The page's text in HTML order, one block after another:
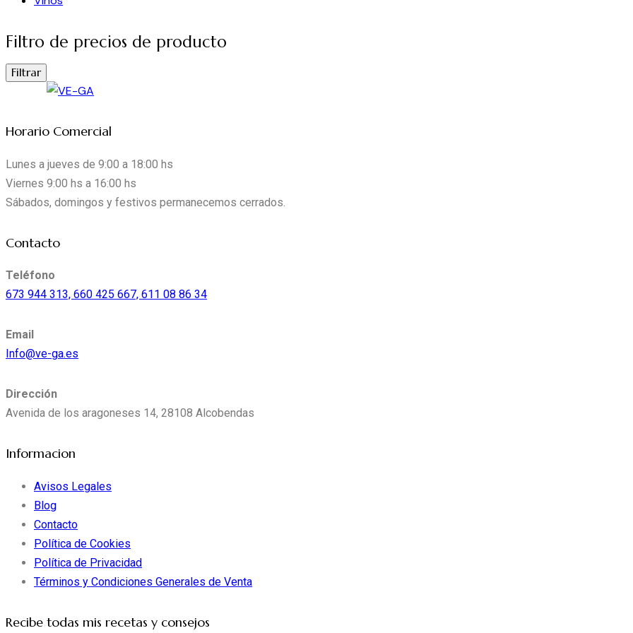
Filtro de precios de producto
Filtrar
Horario Comercial
Lunes a jueves de 9:00 a 18:00 hs
Viernes 9:00 hs a 16:00 hs
Sábados, domingos y festivos permanecemos cerrados.
instagram
facebook-
mail-
Contacto
Teléfono
673 944 313, 660 425 667, 611 08 86 34
Email
Info@ve-ga.es
Dirección
Avenida de los aragoneses 14, 28108 Alcobendas
Informacion
Avisos Legales
Blog
Contacto
Política de Cookies
Política de Privacidad
Términos y Condiciones Generales de Venta
Recibe todas mis recetas y consejos